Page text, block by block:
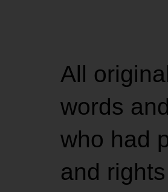
All
words
who had
and